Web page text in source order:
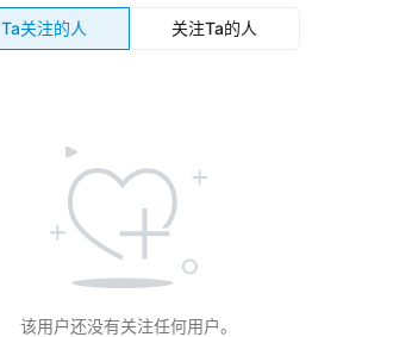
Ta关注的人 关注Ta的人
该用户还没有关注任何用户。